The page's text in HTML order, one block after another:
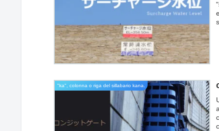
"ka", colonna o riga del sillabario kana.